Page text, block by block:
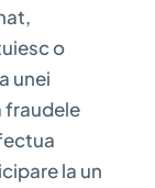
o
unei
fraudele
la un